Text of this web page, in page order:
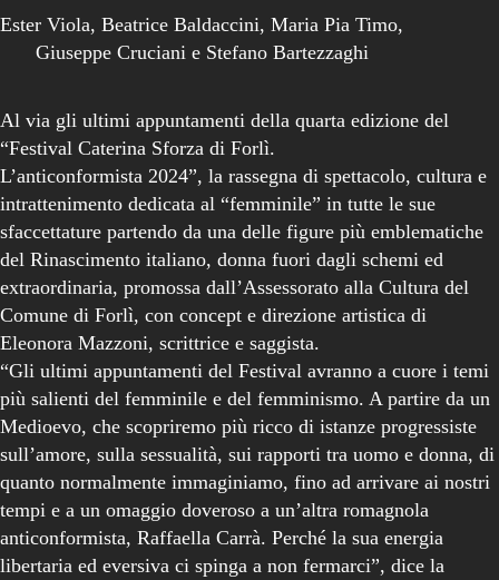
Ester Viola, Beatrice Baldaccini, Maria Pia Timo,
Giuseppe Cruciani e Stefano Bartezzaghi
Al via gli ultimi appuntamenti della quarta edizione del
“Festival Caterina Sforza di Forlì.
L’anticonformista 2024”, la rassegna di spettacolo, cultura e
intrattenimento dedicata al “femminile” in tutte le sue
sfaccettature partendo da una delle figure più emblematiche
del Rinascimento italiano, donna fuori dagli schemi ed
extraordinaria, promossa dall’Assessorato alla Cultura del
Comune di Forlì, con concept e direzione artistica di
Eleonora Mazzoni, scrittrice e saggista.
“Gli ultimi appuntamenti del Festival avranno a cuore i temi
più salienti del femminile e del femminismo. A partire da un
Medioevo, che scopriremo più ricco di istanze progressiste
sull’amore, sulla sessualità, sui rapporti tra uomo e donna, di
quanto normalmente immaginiamo, fino ad arrivare ai nostri
tempi e a un omaggio doveroso a un’altra romagnola
anticonformista, Raffaella Carrà. Perché la sua energia
libertaria ed eversiva ci spinga a non fermarci”, dice la